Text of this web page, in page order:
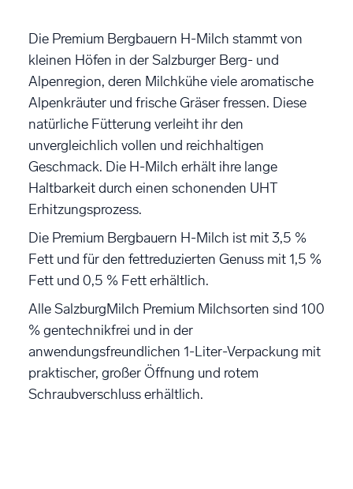
Die Premium Bergbauern H-Milch stammt von
kleinen Höfen in der Salzburger Berg- und
Alpenregion, deren Milchkühe viele aromatische
Alpenkräuter und frische Gräser fressen. Diese
natürliche Fütterung verleiht ihr den
unvergleichlich vollen und reichhaltigen
Geschmack. Die H-Milch erhält ihre lange
Haltbarkeit durch einen schonenden UHT
Erhitzungsprozess.
Die Premium Bergbauern H-Milch ist mit 3,5 %
Fett und für den fettreduzierten Genuss mit 1,5 %
Fett und 0,5 % Fett erhältlich.
Alle SalzburgMilch Premium Milchsorten sind 100
% gentechnikfrei und in der
anwendungsfreundlichen 1-Liter-Verpackung mit
praktischer, großer Öffnung und rotem
Schraubverschluss erhältlich.